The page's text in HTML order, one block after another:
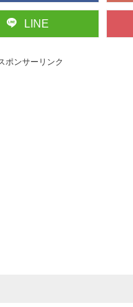
LINE
ポンサーリンク